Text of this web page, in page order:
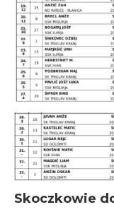
Skoczkowie